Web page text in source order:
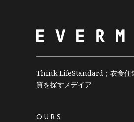
Think LifeStandard；衣食住
質を探すメデイア
OURS